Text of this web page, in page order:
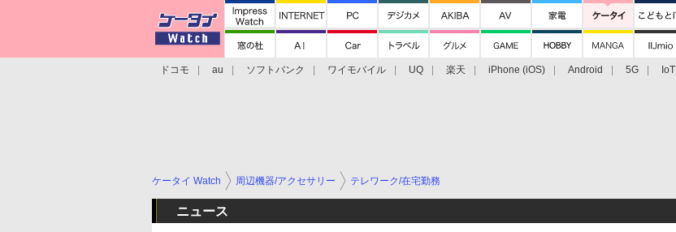
ドコモ au ソフトバンク ワイモバイル UQ 楽天 iPhone (iOS) Android 5G IoT
ケータイ Watch 周辺機器/アクセサリー テレワーク/在宅勤務
ニュース